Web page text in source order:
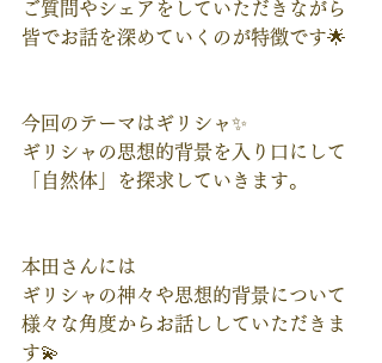
ご質問やシェアをしていただきながら
皆でお話を深めていくのが特徴です🌟
今回のテーマはギリシャ✨
ギリシャの思想的背景を入り口にして
「自然体」を探求していきます。
本田さんには
ギリシャの神々や思想的背景について
様々な角度からお話ししていただきま
す💫